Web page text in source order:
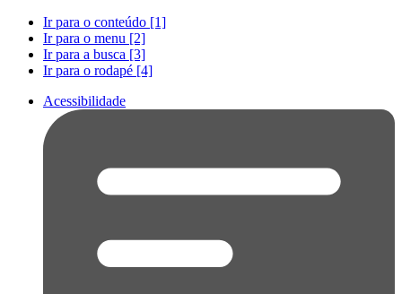
Ir para o conteúdo [1]
Ir para o menu [2]
Ir para a busca [3]
Ir para o rodapé [4]
Acessibilidade